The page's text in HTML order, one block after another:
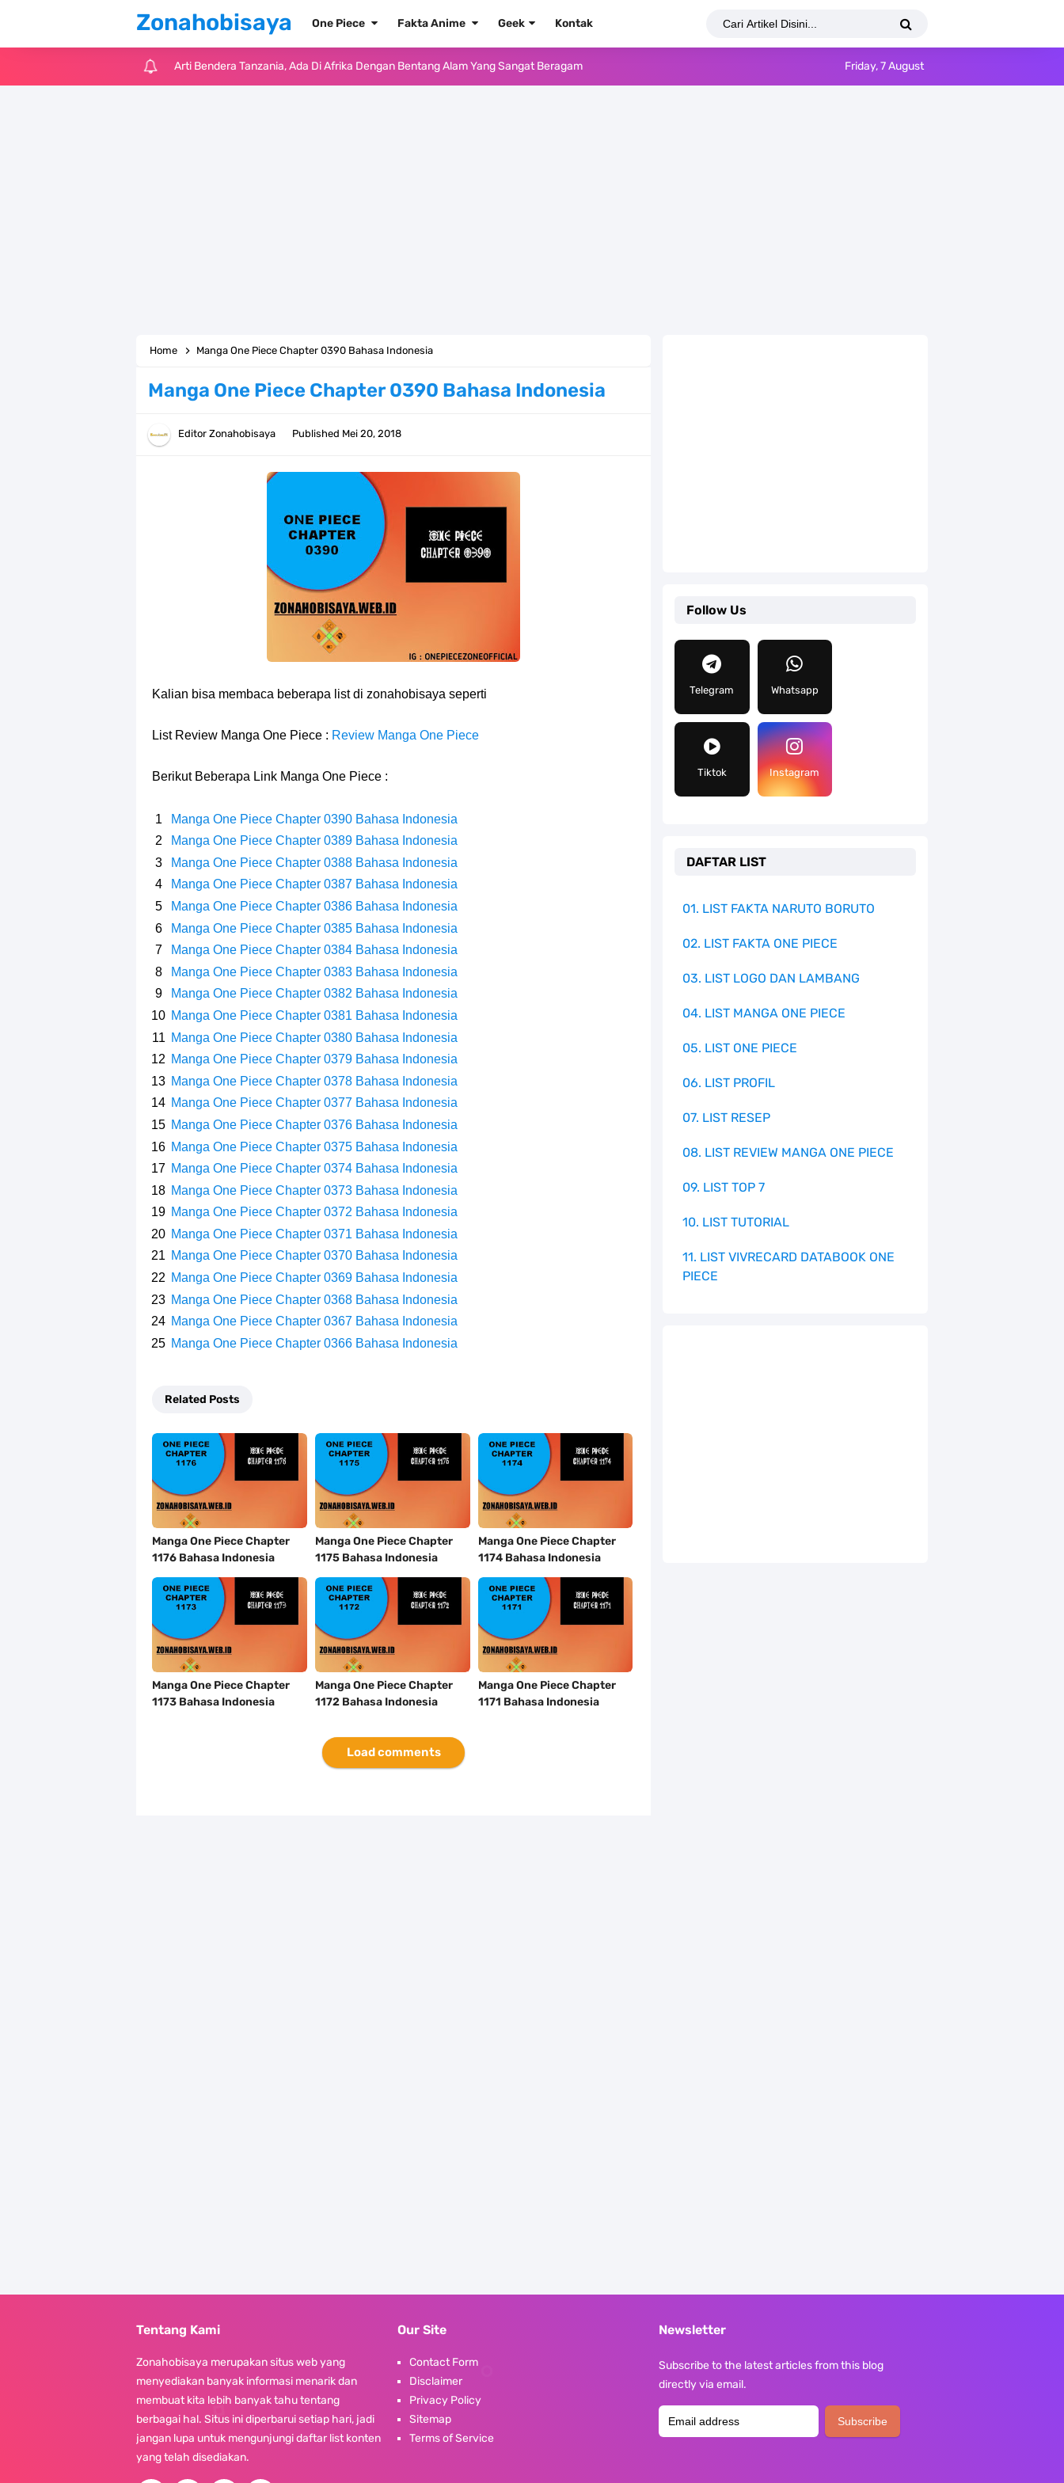
Zonahobisaya One Piece Fakta Anime Geek Kontak
Cara Pindahkan WA Dari Android Ke Iphone, Sangat Gampang Untuk Kamu Lakukan
7 Fakta Elbaph One Piece, Menjadi Tempat Yang Sangat Ingin Dikunjungi Usopp
7 Fakta Ivankov One Piece, Orang Yang Mampu Menipu Sensor Wanita Milik Sanji
7 Klub Pertama Yang Menjuarai Liga Champions, Apa Klub Jagoan Kamu Termasuk
Arti Bendera Palau, Negara Kepulauan Yang Berada Di Kawasan Pasifik Barat
Cara Membuat Linktree Instagram, Sangat Mudah Untuk Kamu Lakukan Sendiri
Cara Bayar Akulaku Lewat Gopay, Sangat Mudah Dan Tidak Ribet Sama Sekali
7 Fakta Queen One Piece, All Star Yang Jadi Penanggung Jawab Penjara Udon
7 Fakta Brook One Piece, Mantan Kapten Yang Poster Bountynya Poster Konser
Arti Bendera Tanzania, Ada Di Afrika Dengan Bentang Alam Yang Sangat Beragam
Friday, 7 August
Home Manga One Piece Chapter 0390 Bahasa Indonesia
Manga One Piece Chapter 0390 Bahasa Indonesia
Editor Zonahobisaya Published Mei 20, 2018
Kalian bisa membaca beberapa list di zonahobisaya seperti
List Review Manga One Piece : Review Manga One Piece
Berikut Beberapa Link Manga One Piece :
Manga One Piece Chapter 0390 Bahasa Indonesia
Manga One Piece Chapter 0389 Bahasa Indonesia
Manga One Piece Chapter 0388 Bahasa Indonesia
Manga One Piece Chapter 0387 Bahasa Indonesia
Manga One Piece Chapter 0386 Bahasa Indonesia
Manga One Piece Chapter 0385 Bahasa Indonesia
Manga One Piece Chapter 0384 Bahasa Indonesia
Manga One Piece Chapter 0383 Bahasa Indonesia
Manga One Piece Chapter 0382 Bahasa Indonesia
Manga One Piece Chapter 0381 Bahasa Indonesia
Manga One Piece Chapter 0380 Bahasa Indonesia
Manga One Piece Chapter 0379 Bahasa Indonesia
Manga One Piece Chapter 0378 Bahasa Indonesia
Manga One Piece Chapter 0377 Bahasa Indonesia
Manga One Piece Chapter 0376 Bahasa Indonesia
Manga One Piece Chapter 0375 Bahasa Indonesia
Manga One Piece Chapter 0374 Bahasa Indonesia
Manga One Piece Chapter 0373 Bahasa Indonesia
Manga One Piece Chapter 0372 Bahasa Indonesia
Manga One Piece Chapter 0371 Bahasa Indonesia
Manga One Piece Chapter 0370 Bahasa Indonesia
Manga One Piece Chapter 0369 Bahasa Indonesia
Manga One Piece Chapter 0368 Bahasa Indonesia
Manga One Piece Chapter 0367 Bahasa Indonesia
Manga One Piece Chapter 0366 Bahasa Indonesia
Related Posts
Manga One Piece Chapter
1176 Bahasa Indonesia
Manga One Piece Chapter
1175 Bahasa Indonesia
Manga One Piece Chapter
1174 Bahasa Indonesia
Manga One Piece Chapter
1173 Bahasa Indonesia
Manga One Piece Chapter
1172 Bahasa Indonesia
Manga One Piece Chapter
1171 Bahasa Indonesia
Load comments
Follow Us
Telegram Whatsapp
Tiktok Instagram
DAFTAR LIST
01. LIST FAKTA NARUTO BORUTO
02. LIST FAKTA ONE PIECE
03. LIST LOGO DAN LAMBANG
04. LIST MANGA ONE PIECE
05. LIST ONE PIECE
06. LIST PROFIL
07. LIST RESEP
08. LIST REVIEW MANGA ONE PIECE
09. LIST TOP 7
10. LIST TUTORIAL
11. LIST VIVRECARD DATABOOK ONE
PIECE
Tentang Kami
Zonahobisaya merupakan situs web yang
menyediakan banyak informasi menarik dan
membuat kita lebih banyak tahu tentang
berbagai hal. Situs ini diperbarui setiap hari, jadi
jangan lupa untuk mengunjungi daftar list konten
yang telah disediakan.
Our Site
Contact Form
Disclaimer
Privacy Policy
Sitemap
Terms of Service
Newsletter
Subscribe to the latest articles from this blog
directly via email.